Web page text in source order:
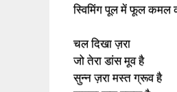
स्विमिंग पूल में फूल कमल
चल दिखा ज़रा
जो तेरा डांस मूव है
सुन्न ज़रा मस्त ग्रूव है